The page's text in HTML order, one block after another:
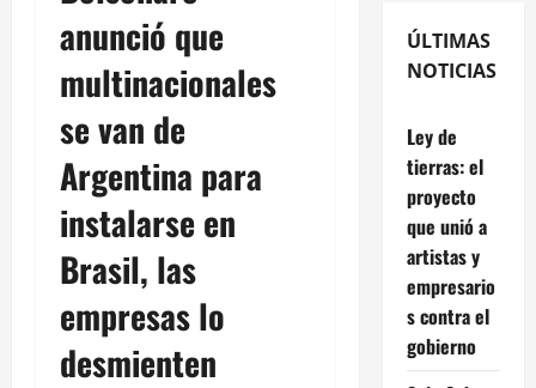
anunció que
multinacionales
se van de
Argentina para
instalarse en
Brasil, las
empresas lo
desmienten
ÚLTIMAS
NOTICIAS
Ley de
tierras: el
proyecto
que unió a
artistas y
empresario
s contra el
gobierno